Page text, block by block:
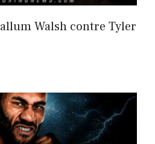
Walsh contre Tyler